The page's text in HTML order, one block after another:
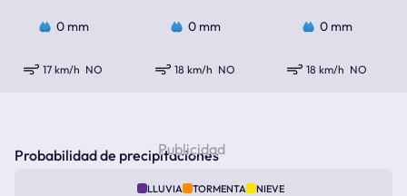
0 mm 0 mm 0 mm
17 km/h NO 18 km/h NO 18 km/h NO
Probabilidad de precipitaciones
LLUVIA TORMENTA NIEVE